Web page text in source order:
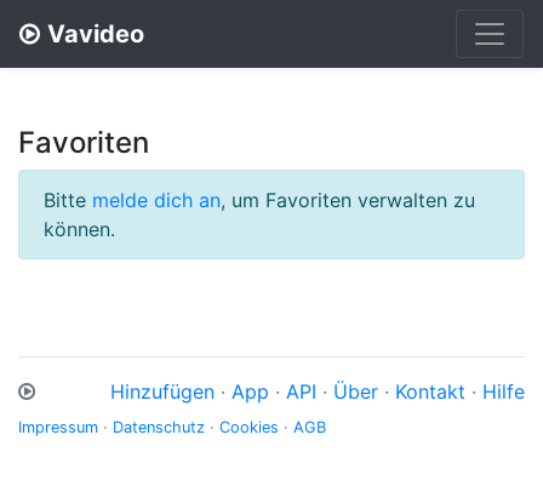
Vavideo
Favoriten
Bitte melde dich an, um Favoriten verwalten zu
können.
Hinzufügen · App · API · Über · Kontakt · Hilfe
Impressum · Datenschutz · Cookies · AGB